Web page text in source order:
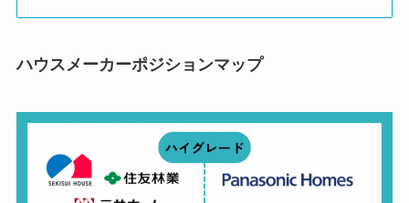
ハウスメーカーポジションマップ